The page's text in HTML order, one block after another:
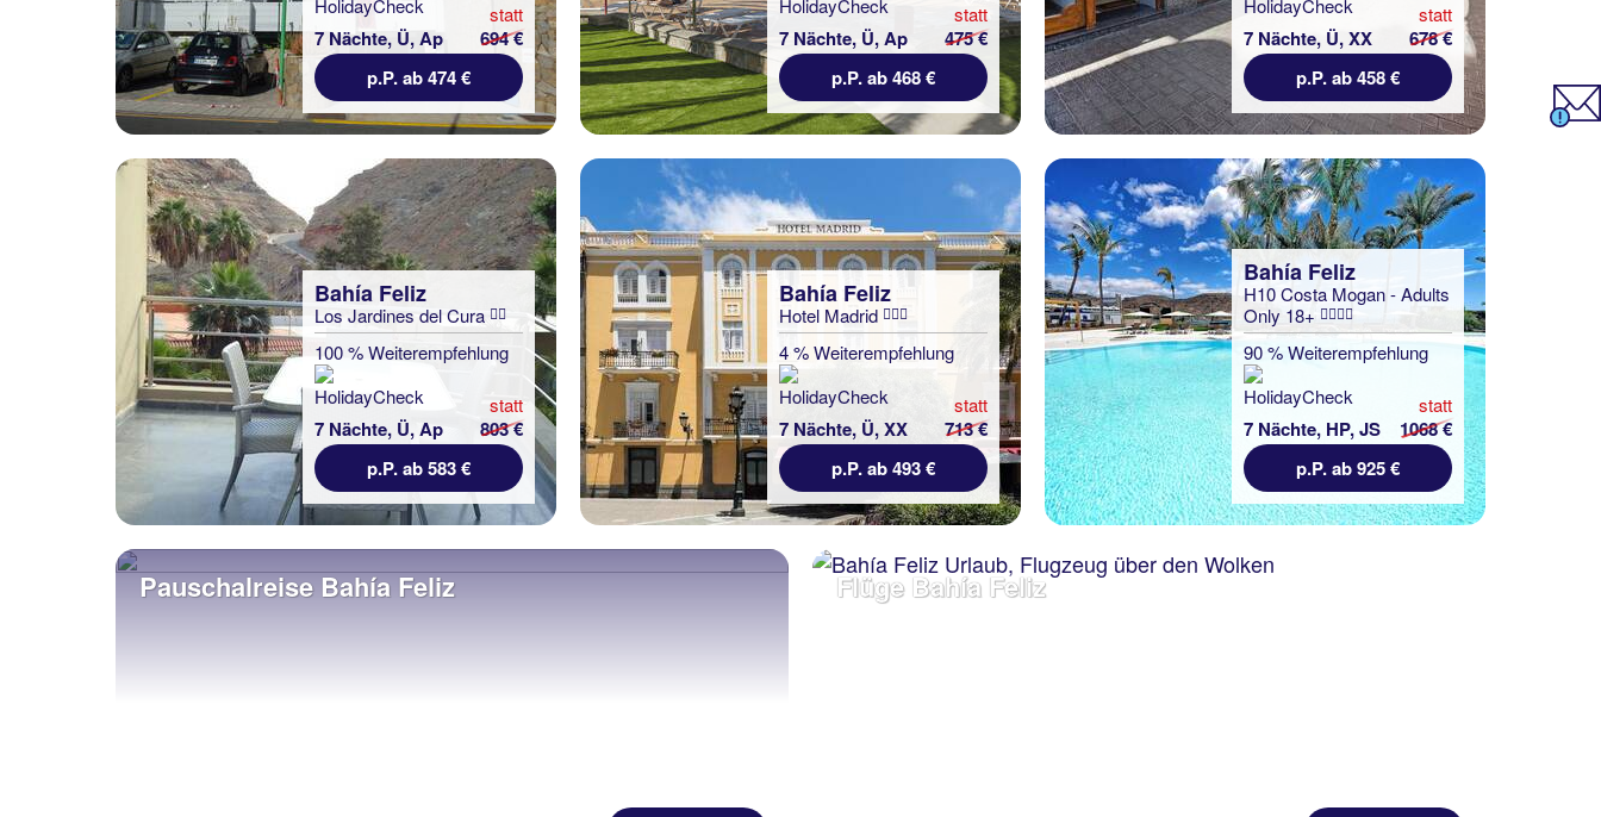
7 Nächte, Ü, Ap
statt
694 €
p.P. ab 474 €
7 Nächte, Ü, Ap
statt
475 €
p.P. ab 468 €
7 Nächte, Ü, XX
statt
678 €
p.P. ab 458 €
Bahía Feliz
Los Jardines del Cura
100 % Weiterempfehlung
7 Nächte, Ü, Ap
statt
803 €
p.P. ab 583 €
Bahía Feliz
Hotel Madrid
4 % Weiterempfehlung
7 Nächte, Ü, XX
statt
713 €
p.P. ab 493 €
Bahía Feliz
H10 Costa Mogan - Adults
Only 18+
90 % Weiterempfehlung
7 Nächte, HP, JS
statt
1068 €
p.P. ab 925 €
Pauschalreise Bahía Feliz Flüge Bahía Feliz